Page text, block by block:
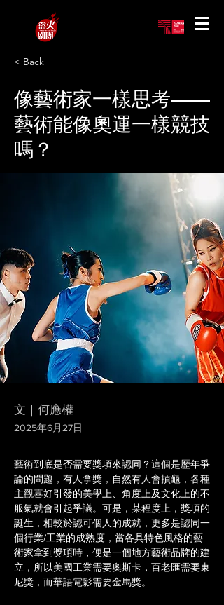
< Back
像藝術家一樣思考——
藝術能像奧運一樣競技
嗎？
文｜何應權
2025年6月27日
藝術到底是否需要獎項來認同？這個是歷年爭
論的問題，有人拿獎，自然有人會摃龜，各種
主觀喜好引發的美學上、角度上及文化上的不
服氣就會引起爭議。可是，某程度上，獎項的
誕生，相較於認可個人的成就，更多是認同一
個行業/工業的成熟度，當各具特色風格的藝
術家拿到獎項時，便是一個地方藝術品牌的建
立，所以美國工業需要奧斯卡，百老匯需要東
尼獎，而華語電影需要金馬獎。